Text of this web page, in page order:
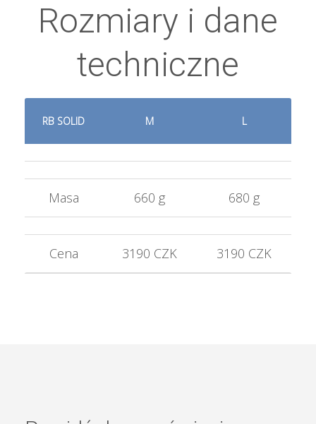
Rozmiary i dane
techniczne
RB SOLID M L
Masa 660 g 680 g
Cena 3190 CZK 3190 CZK